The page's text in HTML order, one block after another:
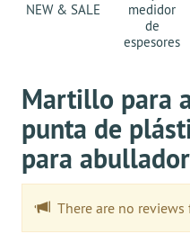
NEW & SALE
medidor
de
espesores
Martillo para
punta de
para
There are no